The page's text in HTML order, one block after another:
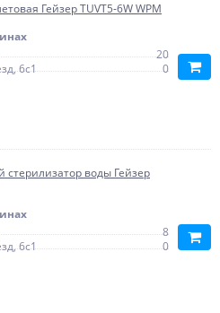
Гейзер TUVT5-6W WPM
20
6с1
0
стерилизатор воды Гейзер
8
6с1
0